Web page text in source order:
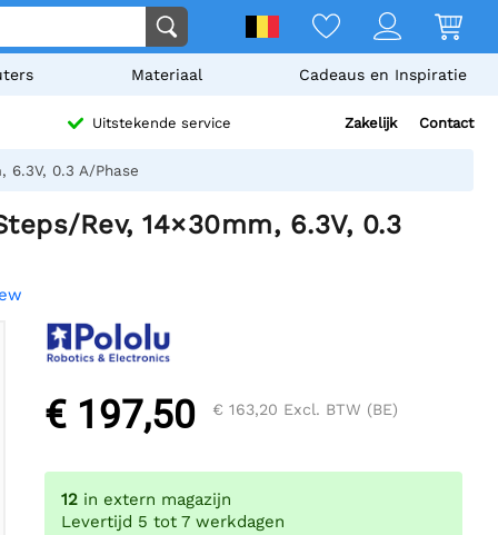
Materiaal Cadeaus en Inspiratie
Uitstekende service Zakelijk Contact
6.3V, 0.3 A/Phase
Rev, 14×30mm, 6.3V, 0.3
€ 197,50 € 163,20 Excl. BTW (BE)
12 in extern magazijn
Levertijd 5 tot 7 werkdagen